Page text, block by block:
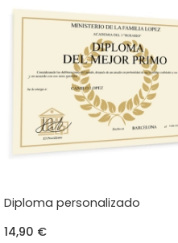
Diploma personalizado
14,90 €